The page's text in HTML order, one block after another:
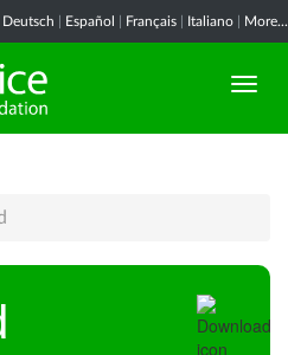
Deutsch Español Français Italiano More...